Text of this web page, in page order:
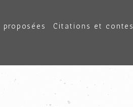
Citations et contes